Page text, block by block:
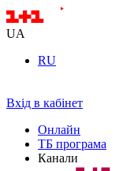
UA
RU
Вхід в кабінет
Онлайн
ТБ програма
Канали